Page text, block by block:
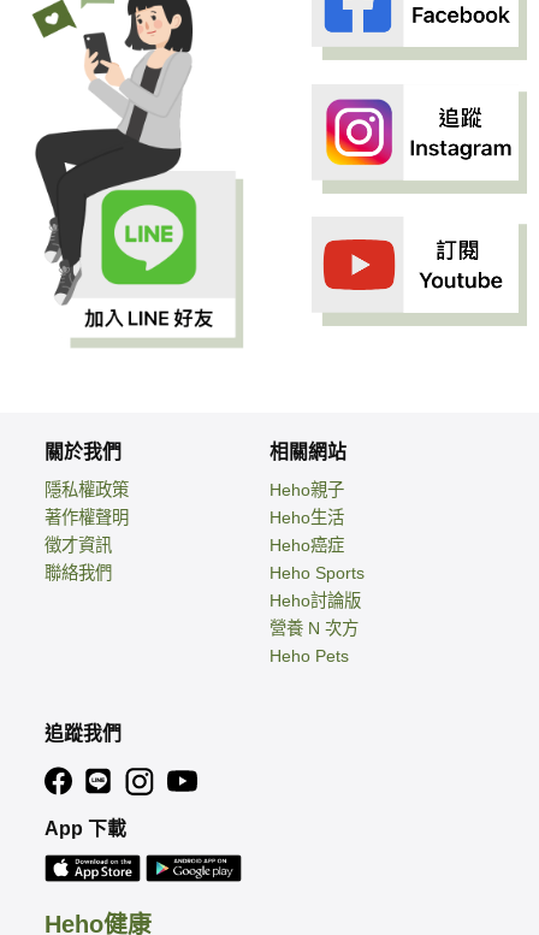
Heho健康
關於我們
隱私權政策
著作權聲明
徵才資訊
聯絡我們
相關網站
Heho親子
Heho生活
Heho癌症
Heho Sports
Heho討論版
營養 N 次方
Heho Pets
追蹤我們
App 下載